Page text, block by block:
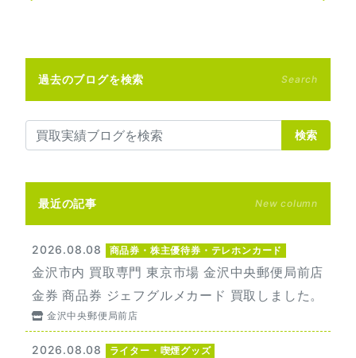
過去のブログを検索 Search
検索
最近の記事 New column
2026.08.08 商品券・株主優待券・テレホンカード
金沢市内 買取専門 東京市場 金沢中央郵便局前店
金券 商品券 ジェフグルメカード 買取しました。
金沢中央郵便局前店
2026.08.08 ライター・喫煙グッズ